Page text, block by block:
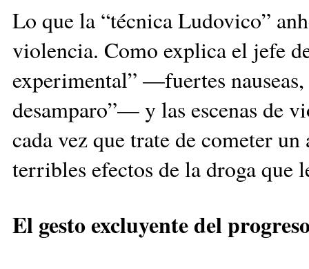
Lo que la “técnica Ludovico”
violencia. Como explica el jefe
experimental” —fuertes
desamparo”— y las escenas de
cada vez que trate de cometer
terribles efectos de la droga que
El gesto excluyente del